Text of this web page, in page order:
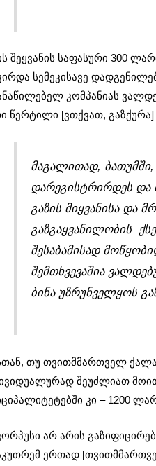
შეყვანის საფასური 300
სემეკისავე
კომპანიას
წერტილი [ვთქვათ,
მაგალითად,
დარეგისტრირდეს და
გაზის მიყვანისა და
გაზგაყვანილობის
შესაბამისად
შემთხვევაშია
ბინა უზრუნველყოს
თუ თვითმმართველ
შეუძლიათ
კი – 1200
არ არის
ერთად